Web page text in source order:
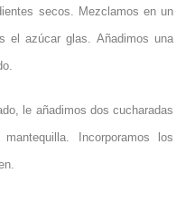
secos. Mezclamos en un
el azúcar glas. Añadimos una
le añadimos dos cucharadas
Incorporamos los